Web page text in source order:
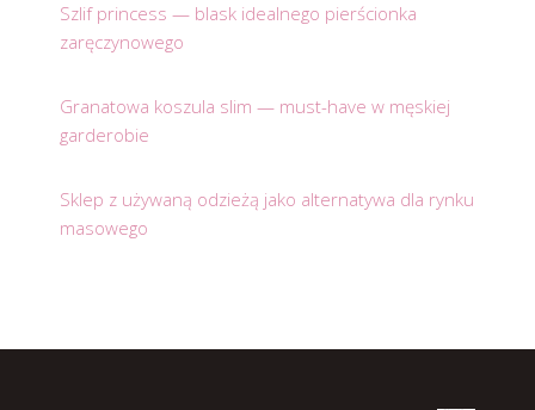
Szlif princess — blask idealnego pierścionka
zaręczynowego
Granatowa koszula slim — must-have w męskiej
garderobie
Sklep z używaną odzieżą jako alternatywa dla rynku
masowego